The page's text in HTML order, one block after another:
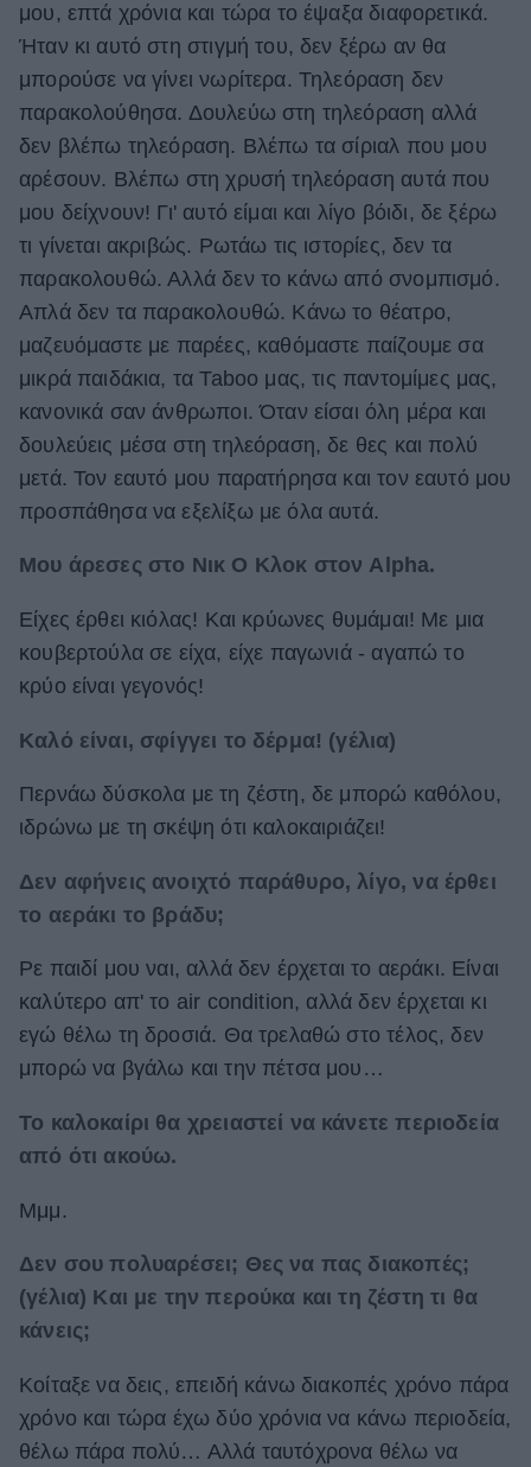
μου, επτά χρόνια και τώρα το έψαξα διαφορετικά.
Ήταν κι αυτό στη στιγμή του, δεν ξέρω αν θα
μπορούσε να γίνει νωρίτερα. Τηλεόραση δεν
παρακολούθησα. Δουλεύω στη τηλεόραση αλλά
δεν βλέπω τηλεόραση. Βλέπω τα σίριαλ που μου
αρέσουν. Βλέπω στη χρυσή τηλεόραση αυτά που
μου δείχνουν! Γι' αυτό είμαι και λίγο βόιδι, δε ξέρω
τι γίνεται ακριβώς. Ρωτάω τις ιστορίες, δεν τα
παρακολουθώ. Αλλά δεν το κάνω από σνομπισμό.
Απλά δεν τα παρακολουθώ. Κάνω το θέατρο,
μαζευόμαστε με παρέες, καθόμαστε παίζουμε σα
μικρά παιδάκια, τα Taboo μας, τις παντομίμες μας,
κανονικά σαν άνθρωποι. Όταν είσαι όλη μέρα και
δουλεύεις μέσα στη τηλεόραση, δε θες και πολύ
μετά. Τον εαυτό μου παρατήρησα και τον εαυτό μου
προσπάθησα να εξελίξω με όλα αυτά.
Μου άρεσες στο Νικ Ο Κλοκ στον Alpha.
Είχες έρθει κιόλας! Και κρύωνες θυμάμαι! Με μια
κουβερτούλα σε είχα, είχε παγωνιά - αγαπώ το
κρύο είναι γεγονός!
Καλό είναι, σφίγγει το δέρμα! (γέλια)
Περνάω δύσκολα με τη ζέστη, δε μπορώ καθόλου,
ιδρώνω με τη σκέψη ότι καλοκαιριάζει!
Δεν αφήνεις ανοιχτό παράθυρο, λίγο, να έρθει
το αεράκι το βράδυ;
Ρε παιδί μου ναι, αλλά δεν έρχεται το αεράκι. Είναι
καλύτερο απ' το air condition, αλλά δεν έρχεται κι
εγώ θέλω τη δροσιά. Θα τρελαθώ στο τέλος, δεν
μπορώ να βγάλω και την πέτσα μου…
Το καλοκαίρι θα χρειαστεί να κάνετε περιοδεία
από ότι ακούω.
Μμμ.
Δεν σου πολυαρέσει; Θες να πας διακοπές;
(γέλια) Και με την περούκα και τη ζέστη τι θα
κάνεις;
Κοίταξε να δεις, επειδή κάνω διακοπές χρόνο πάρα
χρόνο και τώρα έχω δύο χρόνια να κάνω περιοδεία,
θέλω πάρα πολύ… Αλλά ταυτόχρονα θέλω να